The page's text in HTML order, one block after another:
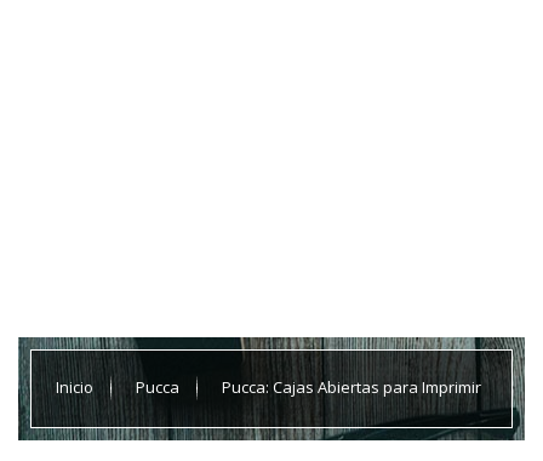
Inicio Pucca Pucca: Cajas Abiertas para Imprimir